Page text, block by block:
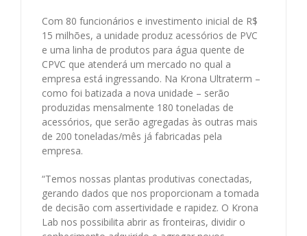
Com 80 funcionários e investimento inicial de R$
15 milhões, a unidade produz acessórios de PVC
e uma linha de produtos para água quente de
CPVC que atenderá um mercado no qual a
empresa está ingressando. Na Krona Ultraterm –
como foi batizada a nova unidade – serão
produzidas mensalmente 180 toneladas de
acessórios, que serão agregadas às outras mais
de 200 toneladas/mês já fabricadas pela
empresa.
“Temos nossas plantas produtivas conectadas,
gerando dados que nos proporcionam a tomada
de decisão com assertividade e rapidez. O Krona
Lab nos possibilita abrir as fronteiras, dividir o